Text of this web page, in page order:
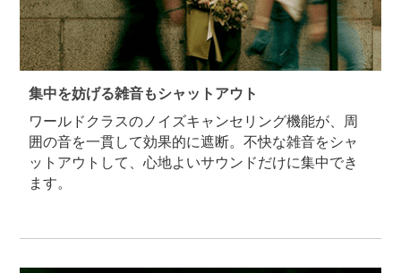
集中を妨げる雑音もシャットアウト
ワールドクラスのノイズキャンセリング機能が、周
囲の音を一貫して効果的に遮断。不快な雑音をシャ
ットアウトして、心地よいサウンドだけに集中でき
ます。